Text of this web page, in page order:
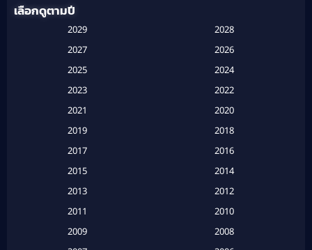
Based on a True Story สร้างจากเรื่องจริง(2)
Based on a True Story เรื่องจริง (20)
เลือกดูตามปี
2029
2028
2027
2026
2025
2024
2023
2022
2021
2020
2019
2018
2017
2016
2015
2014
2013
2012
2011
2010
2009
2008